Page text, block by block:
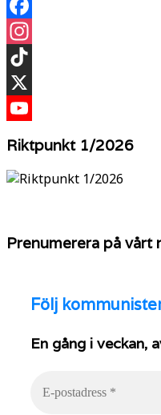
Facebook
Instagram
TikTok
X
Riktpunkt 1/2026
Prenumerera på vårt
Följ
En gång i veckan,